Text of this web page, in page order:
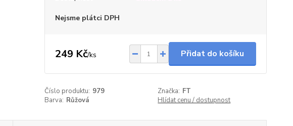
Nejsme plátci DPH
249 Kč/ks Přidat do košíku
Číslo produktu: 979 Značka: FT
Barva: Růžová Hlídat cenu / dostupnost